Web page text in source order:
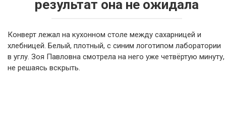
результат она не ожидала
Конверт лежал на кухонном столе между сахарницей и
хлебницей. Белый, плотный, с синим логотипом лаборатории
в углу. Зоя Павловна смотрела на него уже четвёртую минуту,
не решаясь вскрыть.